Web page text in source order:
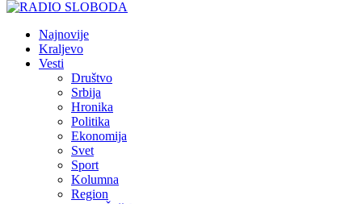
Najnovije
Kraljevo
Vesti
Društvo
Srbija
Hronika
Politika
Ekonomija
Svet
Sport
Kolumna
Region